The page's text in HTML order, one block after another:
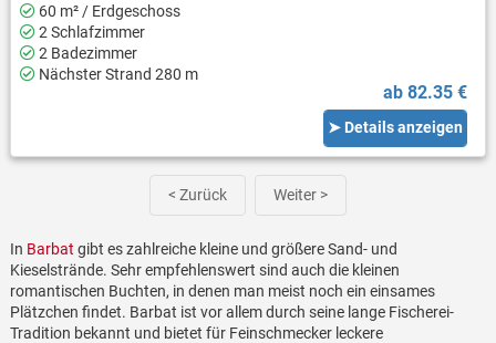
60 m² / Erdgeschoss
2 Schlafzimmer
2 Badezimmer
Nächster Strand 280 m
ab 82.35 €
➤ Details anzeigen
< Zurück Weiter >
In Barbat gibt es zahlreiche kleine und größere Sand- und
Kieselstrände. Sehr empfehlenswert sind auch die kleinen
romantischen Buchten, in denen man meist noch ein einsames
Plätzchen findet. Barbat ist vor allem durch seine lange Fischerei-
Tradition bekannt und bietet für Feinschmecker leckere